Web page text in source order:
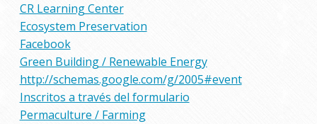
CR Learning Center
Ecosystem Preservation
Facebook
Green Building / Renewable Energy
http://schemas.google.com/g/2005#event
Inscritos a través del formulario
Permaculture / Farming